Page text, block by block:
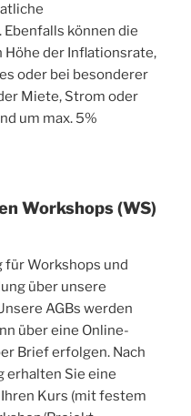
können die
der Inflationsrate,
oder bei besonderer
Miete, Strom oder
um max. 5%
Workshops (WS)
für Workshops und
über unsere
AGBs werden
über eine Online-
Brief erfolgen. Nach
erhalten Sie eine
Kurs (mit festem